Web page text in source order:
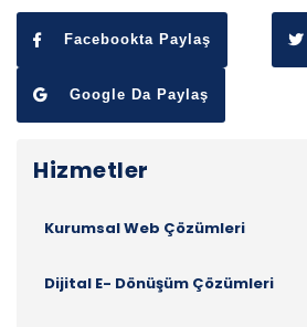
Facebookta Paylaş
Google Da Paylaş
Hizmetler
Kurumsal Web Çözümleri
Dijital E- Dönüşüm Çözümleri